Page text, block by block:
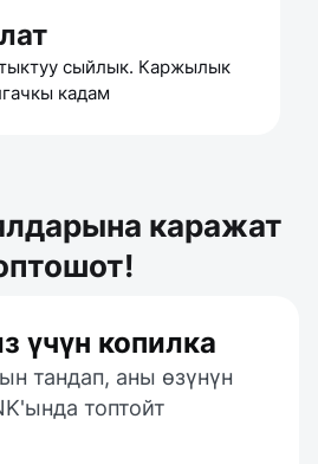
сыйлык. Каржылык
кадам
каражат
үчүн копилка
тандап, аны өзүнүн
топтойт